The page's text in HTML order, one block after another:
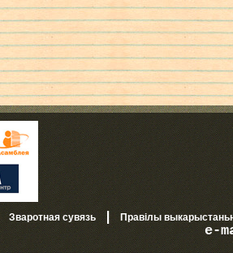
Зваротная сувязь| Правілы
e-